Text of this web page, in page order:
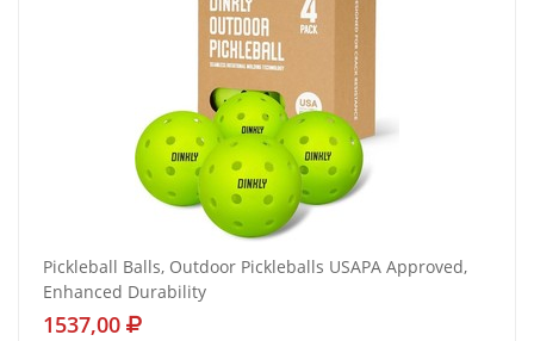
Pickleball Balls, Outdoor Pickleballs USAPA Approved,
Enhanced Durability
1537,00